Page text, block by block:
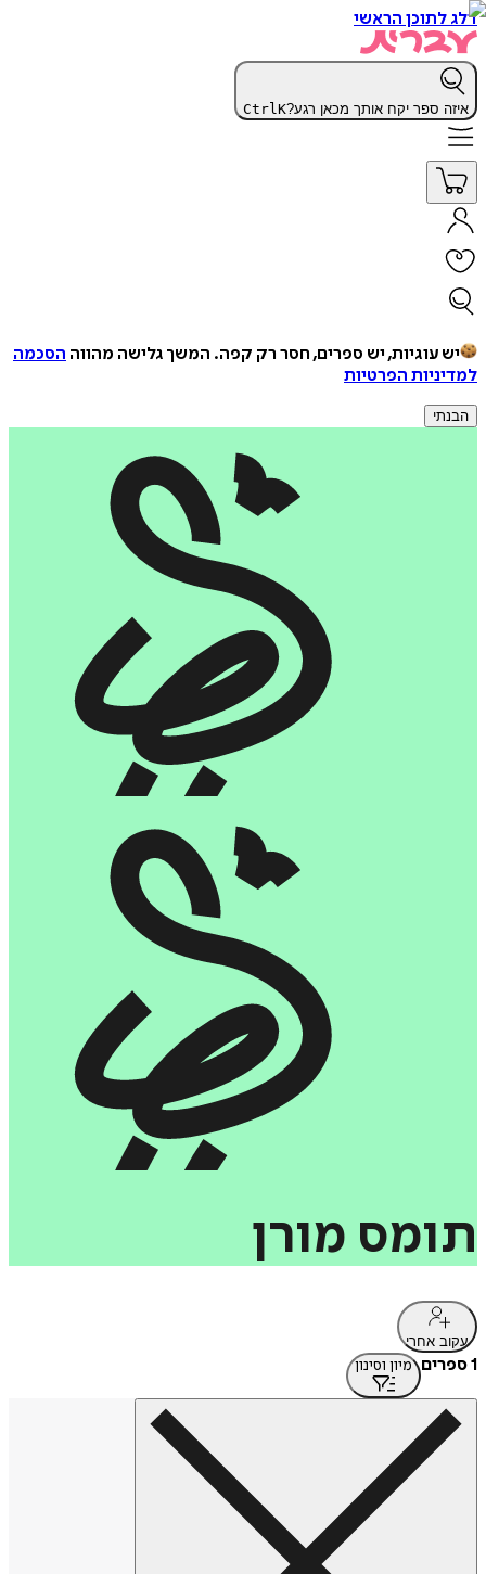
דלג לתוכן הראשי
איזה ספר יקח אותך מכאן רגע? CtrlK
יש עוגיות, יש ספרים, חסר רק קפה. המשך גלישה מהווה הסכמה
למדיניות הפרטיות
הבנתי
תומס מורן
עקוב אחרי
1 ספרים מיון וסינון